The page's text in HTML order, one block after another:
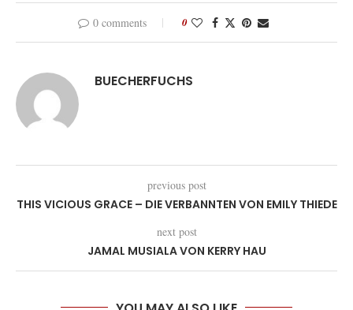
0 comments 0
BUECHERFUCHS
previous post
THIS VICIOUS GRACE – DIE VERBANNTEN VON EMILY THIEDE
next post
JAMAL MUSIALA VON KERRY HAU